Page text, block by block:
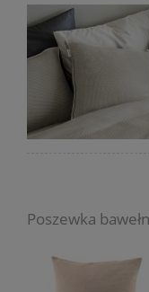
Poszewka